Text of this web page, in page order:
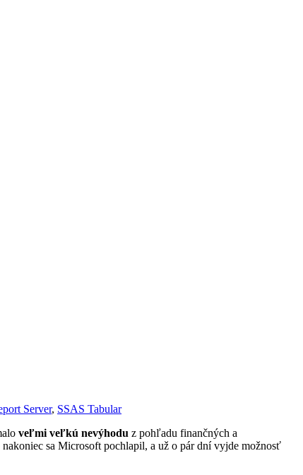
Server, SSAS Tabular
veľmi veľkú nevýhodu z pohľadu finančných a
sa Microsoft pochlapil, a už o pár dní vyjde možnosť